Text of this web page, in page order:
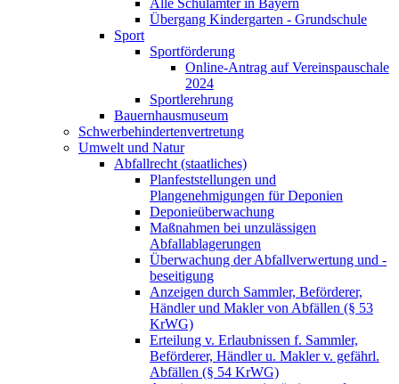
Alle Schulämter in Bayern
Übergang Kindergarten - Grundschule
Sport
Sportförderung
Online-Antrag auf Vereinspauschale
2024
Sportlerehrung
Bauernhausmuseum
Schwerbehindertenvertretung
Umwelt und Natur
Abfallrecht (staatliches)
Planfeststellungen und
Plangenehmigungen für Deponien
Deponieüberwachung
Maßnahmen bei unzulässigen
Abfallablagerungen
Überwachung der Abfallverwertung und -
beseitigung
Anzeigen durch Sammler, Beförderer,
Händler und Makler von Abfällen (§ 53
KrWG)
Erteilung v. Erlaubnissen f. Sammler,
Beförderer, Händler u. Makler v. gefährl.
Abfällen (§ 54 KrWG)